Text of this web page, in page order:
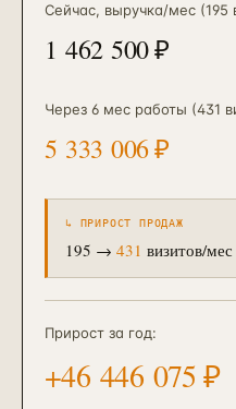
Сейчас, выручка/мес (195
1 462 500₽
Через 6 мес работы (431
5 333 006₽
↳ ПРИРОСТ ПРОДАЖ
195 → 431 визитов/мес
Прирост за год:
+46 446 075₽